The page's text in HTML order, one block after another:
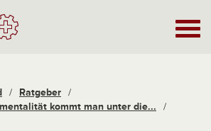
/ Ratgeber /
kommt man unter die...
/